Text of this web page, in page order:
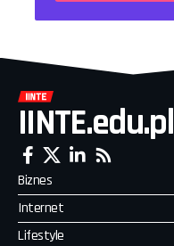
IINTE.edu.pl
Biznes
Internet
Lifestyle